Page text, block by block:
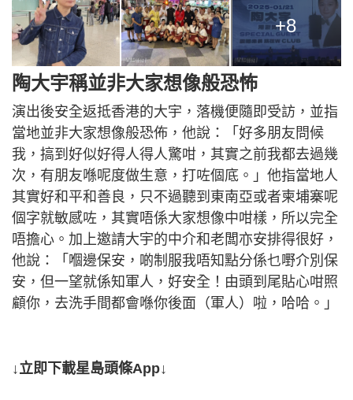
+8
陶大宇稱並非大家想像般恐怖
演出後安全返抵香港的大宇，落機便隨即受訪，並指
當地並非大家想像般恐佈，他說：「好多朋友問候
我，搞到好似好得人得人驚咁，其實之前我都去過幾
次，有朋友喺呢度做生意，打咗個底。」他指當地人
其實好和平和善良，只不過聽到東南亞或者柬埔寨呢
個字就敏感咗，其實唔係大家想像中咁樣，所以完全
唔擔心。加上邀請大宇的中介和老闆亦安排得很好，
他說：「嗰邊保安，啲制服我唔知點分係乜嘢介別保
安，但一望就係知軍人，好安全！由頭到尾貼心咁照
顧你，去洗手間都會喺你後面（軍人）啦，哈哈。」
↓立即下載星島頭條App↓